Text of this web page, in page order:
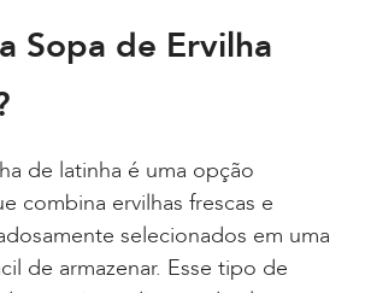
Sopa de Ervilha
de latinha é uma opção
combina ervilhas frescas e
selecionados em uma
de armazenar. Esse tipo de